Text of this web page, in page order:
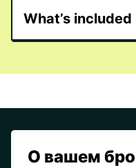
What’s
О вашем